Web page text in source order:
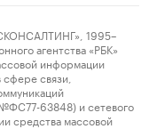
1995–
агентства «РБК»
информации
связи,
63848) и сетевого
средства массовой